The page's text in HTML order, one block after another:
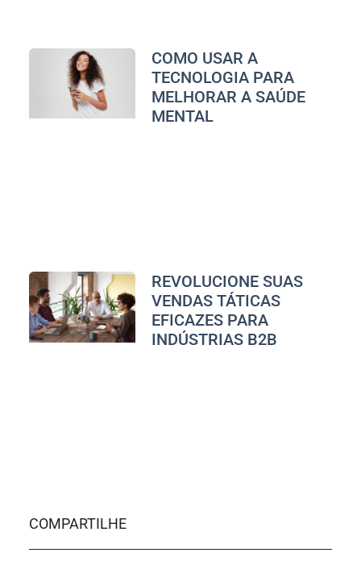
COMO USAR A
TECNOLOGIA PARA
MELHORAR A SAÚDE
MENTAL
REVOLUCIONE SUAS
VENDAS TÁTICAS
EFICAZES PARA
INDÚSTRIAS B2B
COMPARTILHE